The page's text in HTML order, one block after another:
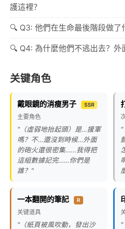
護這裡？
Q3: 他們在生命最後階段做了
Q4: 為什麼他們不逃出去？外
关键角色
戴眼鏡的消瘦男子 SSR
主要角色
"（虛弱地抬起頭）是…援軍
嗎？不…還沒到時候…外面
的砲火還很密集……我得把
這組數據記完……你們是
誰？"
"
一本翻開的筆記 R
关键道具
"（紙頁被風吹動，發出沙
"